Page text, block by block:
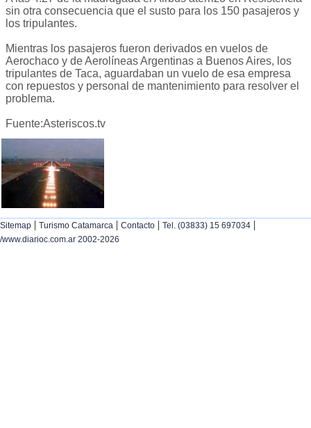
sin otra consecuencia que el susto para los 150 pasajeros y
los tripulantes.
Mientras los pasajeros fueron derivados en vuelos de
Aerochaco y de Aerolíneas Argentinas a Buenos Aires, los
tripulantes de Taca, aguardaban un vuelo de esa empresa
con repuestos y personal de mantenimiento para resolver el
problema.
Fuente:Asteriscos.tv
Sitemap | Turismo Catamarca | Contacto | Tel. (03833) 15 697034 |
/www.diarioc.com.ar 2002-2026